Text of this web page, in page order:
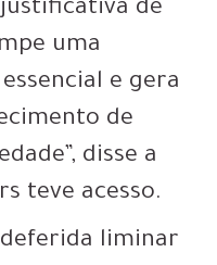
de
uma
e gera
de
disse a
teve acesso.
deferida liminar